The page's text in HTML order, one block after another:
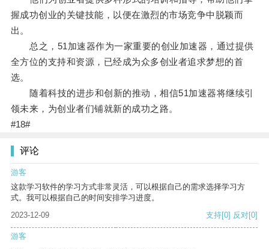
握成功创业的关键技能，以便在激烈的市场竞争中脱颖而
出。
总之，51加速器作为一家重要的创业加速器，通过提供
全方位的支持和资源，已经成为众多创业者追求梦想的首
选。
随着科技的进步和创新的推动，相信51加速器将继续引
领未来，为创业者们铺就新的成功之路。
#18#
评论
游客
这款学习软件的学习方式非常灵活，可以根据自己的需求选择学习方
式。我可以根据自己的时间安排学习进度。
2023-12-09
支持[0] 反对[0]
游客